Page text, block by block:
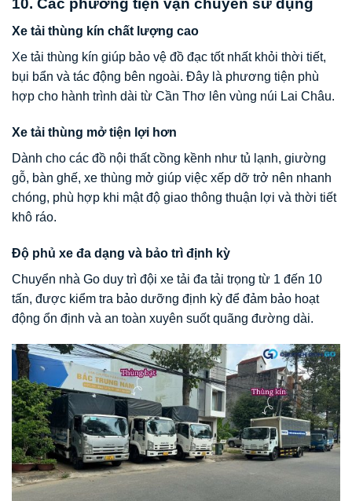
10. Các phương tiện vận chuyển sử dụng
Xe tải thùng kín chất lượng cao
Xe tải thùng kín giúp bảo vệ đồ đạc tốt nhất khỏi thời tiết,
bụi bẩn và tác động bên ngoài. Đây là phương tiện phù
hợp cho hành trình dài từ Cần Thơ lên vùng núi Lai Châu.
Xe tải thùng mở tiện lợi hơn
Dành cho các đồ nội thất cồng kềnh như tủ lạnh, giường
gỗ, bàn ghế, xe thùng mở giúp việc xếp dỡ trở nên nhanh
chóng, phù hợp khi mật độ giao thông thuận lợi và thời tiết
khô ráo.
Độ phủ xe đa dạng và bảo trì định kỳ
Chuyển nhà Go duy trì đội xe tải đa tải trọng từ 1 đến 10
tấn, được kiểm tra bảo dưỡng định kỳ để đảm bảo hoạt
động ổn định và an toàn xuyên suốt quãng đường dài.